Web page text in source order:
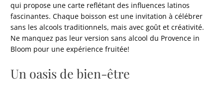
qui propose une carte reflétant des influences latinos
fascinantes. Chaque boisson est une invitation à célébrer
sans les alcools traditionnels, mais avec goût et créativité.
Ne manquez pas leur version sans alcool du Provence in
Bloom pour une expérience fruitée!
Un oasis de bien-être